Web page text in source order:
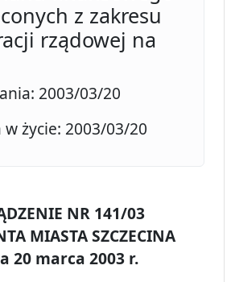
z zakresu
rządowej na
2003/03/20
w życie: 2003/03/20
NR 141/03
MIASTA SZCZECINA
20 marca 2003 r.